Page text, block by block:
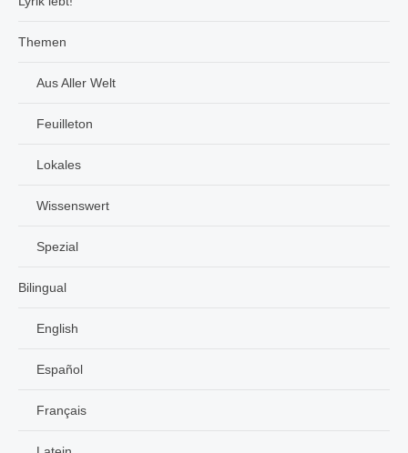
Themen
Aus Aller Welt
Feuilleton
Lokales
Wissenswert
Spezial
Bilingual
English
Español
Français